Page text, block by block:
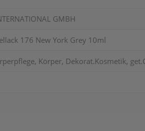
GMBH
176 New York Grey 10ml
Körper, Dekorat.Kosmetik,